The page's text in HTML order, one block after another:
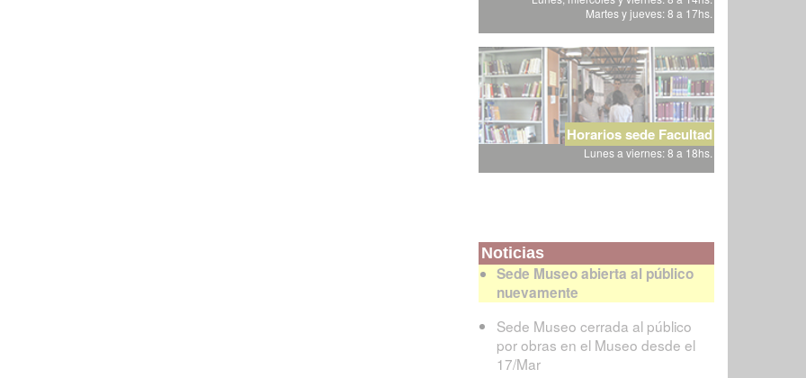
Martes y jueves: 8 a 17hs.
Horarios sede Facultad
Lunes a viernes: 8 a 18hs.
Noticias
Sede Museo abierta al público
nuevamente
Sede Museo cerrada al público
por obras en el Museo desde el
17/Mar